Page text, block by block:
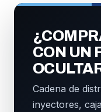
CON UN
Cadena de
inyectores,